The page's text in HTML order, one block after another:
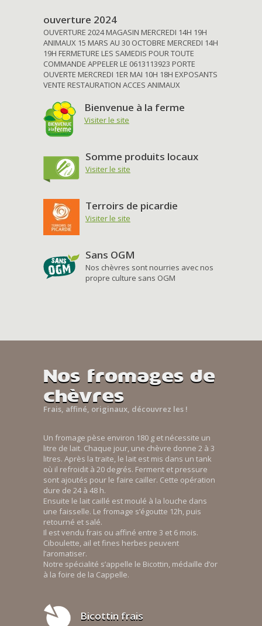
ouverture 2024
OUVERTURE 2024 MAGASIN MERCREDI 14H 19H
ANIMAUX 15 MARS AU 30 OCTOBRE MERCREDI 14H
19H FERMETURE LES SAMEDIS POUR TOUTE
COMMANDE APPELER LE 0613113923 PORTE
OUVERTE MERCREDI 1ER MAI 10H 18H EXPOSANTS
VENTE RESTAURATION ACCES ANIMAUX
Bienvenue à la ferme
Visiter le site
Somme produits locaux
Visiter le site
Terroirs de picardie
Visiter le site
Sans OGM
Nos chèvres sont nourries avec nos
propre culture sans OGM
Nos fromages de
chèvres
Frais, affiné, originaux, découvrez les !
Un fromage pèse environ 180 g et nécessite un
litre de lait. Chaque jour, une chèvre donne 2 à 3
litres. Après la traite, le lait est mis dans un tank
où il refroidit à 20 degrés. Ferment et pressure
sont ajoutés pour le faire cailler. Cette opération
dure de 24 à 48 h.
Ensuite le lait caillé est moulé à la louche dans
une faisselle. Le fromage s’égoutte 12h, puis
retourné et salé.
Il est vendu frais ou affiné entre 3 et 6 mois.
Ciboulette, ail et fines herbes peuvent
l’aromatiser.
Notre spécialité s’appelle le Bicottin, médaille d’or
à la foire de la Cappelle.
Bicottin frais